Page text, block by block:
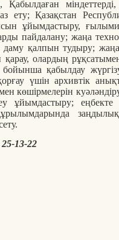
ету; Қазақстан
ұйымдастыру, ғылыми-
пайдалану; жаңа
қалпын тудыру;
қарау, олардың
бойынша қабылдау
үшін архивтік
көшірмелерін
еңбекте
13-22